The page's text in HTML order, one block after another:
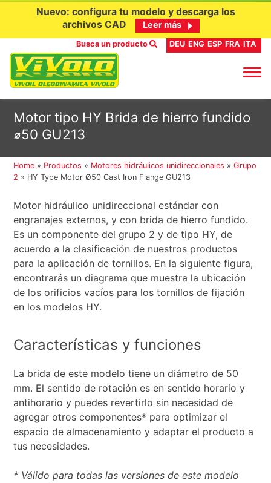
contenido
Nuevo: configura tu modelo y descarga los
archivos CAD
Leer más
Busca un producto DEU ENG ESP FRA ITA
Motor tipo HY Brida de hierro fundido
⌀50 GU213
Home » Productos » Motores hidráulicos unidireccionales »Grupo
2 » HY Type Motor Ø50 Cast Iron Flange GU213
Motor hidráulico unidireccional estándar con
engranajes externos, y con brida de hierro fundido.
Es un componente del grupo 2 y de tipo HY, de
acuerdo a la clasificación de nuestros productos
para la aplicación de tornillos. En la siguiente figura,
encontrarás un diagrama que muestra la ubicación
de los orificios vacíos para los tornillos de fijación
en los modelos HY.
Características y funciones
La brida de este modelo tiene un diámetro de 50
mm. El sentido de rotación es en sentido horario y
antihorario y puedes revertirlo sin necesidad de
agregar otros componentes* para optimizar el
espacio de almacenamiento y adaptar el producto a
tus necesidades.
* Válido para todas las versiones de este modelo